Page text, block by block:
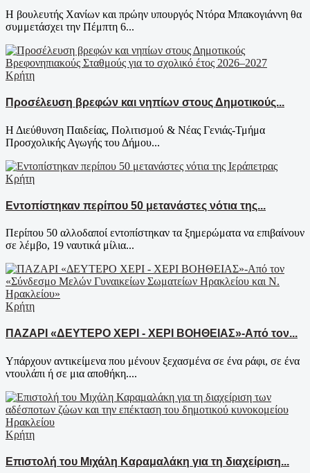
Η βουλευτής Χανίων και πρώην υπουργός Ντόρα Μπακογιάννη θα
συμμετάσχει την Πέμπτη 6...
Κρήτη
Προσέλευση βρεφών και νηπίων στους Δημοτικούς...
Η Διεύθυνση Παιδείας, Πολιτισμού & Νέας Γενιάς-Τμήμα
Προσχολικής Αγωγής του Δήμου...
Κρήτη
Εντοπίστηκαν περίπου 50 μετανάστες νότια της...
Περίπου 50 αλλοδαποί εντοπίστηκαν τα ξημερώματα να επιβαίνουν
σε λέμβο, 19 ναυτικά μίλια...
Κρήτη
ΠΑΖΑΡΙ «ΔΕΥΤΕΡΟ ΧΕΡΙ - ΧΕΡΙ ΒΟΗΘΕΙΑΣ»-Από τον...
Υπάρχουν αντικείμενα που μένουν ξεχασμένα σε ένα ράφι, σε ένα
ντουλάπι ή σε μια αποθήκη....
Κρήτη
Επιστολή του Μιχάλη Καραμαλάκη για τη διαχείριση...